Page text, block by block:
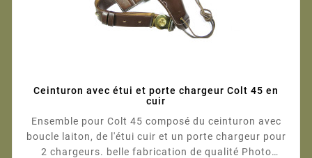
Ceinturon avec étui et porte chargeur Colt 45 en
cuir
Ensemble pour Colt 45 composé du ceinturon avec
boucle laiton, de l'étui cuir et un porte chargeur pour
2 chargeurs. belle fabrication de qualité Photo